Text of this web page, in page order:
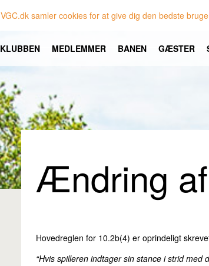
VGC.dk samler cookies for at give dig den bedste
KLUBBEN MEDLEMMER BANEN GÆSTER
Ændring
Hovedreglen for 10.2b(4) er oprindeligt
“Hvis spilleren indtager sin stance i strid med